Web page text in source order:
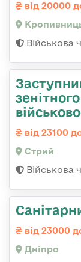
від 20000
Військова
від 23100
Стрий
Військова
від 23000
Дніпро